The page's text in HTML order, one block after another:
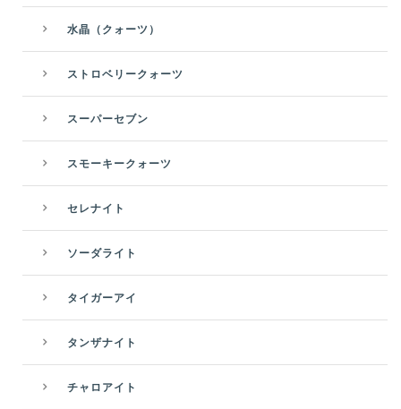
水晶（クォーツ）
ストロベリークォーツ
スーパーセブン
スモーキークォーツ
セレナイト
ソーダライト
タイガーアイ
タンザナイト
チャロアイト